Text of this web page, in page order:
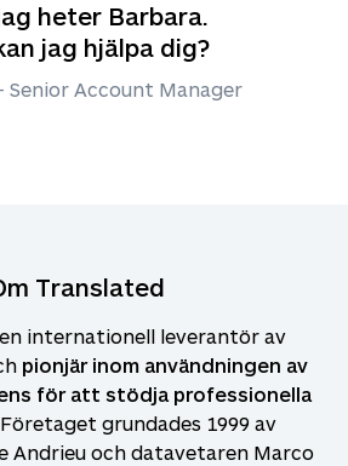
heter Barbara.
jag hjälpa dig?
Senior Account Manager
Translated
internationell leverantör av
pionjär inom användningen av
för att stödja professionella
grundades 1999 av
Andrieu och datavetaren Marco